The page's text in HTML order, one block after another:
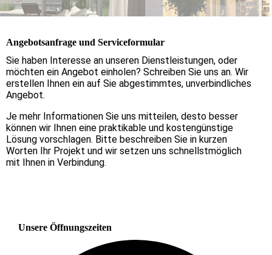
Angebotsanfrage und Serviceformular
Sie haben Interesse an unseren Dienstleistungen, oder
möchten ein Angebot einholen? Schreiben Sie uns an. Wir
erstellen Ihnen ein auf Sie abgestimmtes, unverbindliches
Angebot.
Je mehr Informationen Sie uns mitteilen, desto besser
können wir Ihnen eine praktikable und kostengünstige
Lösung vorschlagen. Bitte beschreiben Sie in kurzen
Worten Ihr Projekt und wir setzen uns schnellstmöglich
mit Ihnen in Verbindung.
Unsere Öffnungszeiten